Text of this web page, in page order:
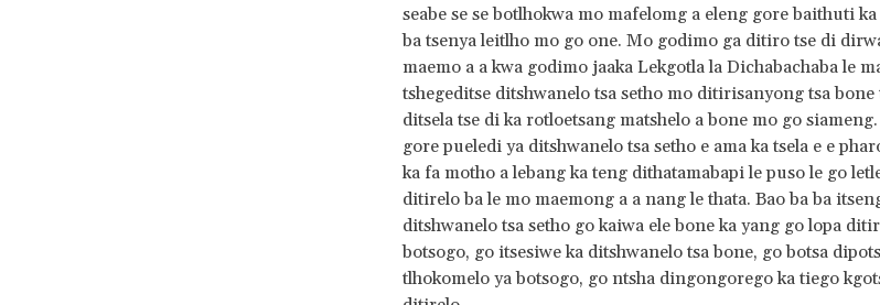
seabe se se botlhokwa mo mafelomg a eleng gore baithuti
ba tsenya leitlho mo go one. Mo godimo ga ditiro tse di
maemo a a kwa godimo jaaka Lekgotla la Dichabachaba le
tshegeditse ditshwanelo tsa setho mo ditirisanyong tsa bone
ditsela tse di ka rotloetsang matshelo a bone mo go
gore pueledi ya ditshwanelo tsa setho e ama ka tsela e e
ka fa motho a lebang ka teng dithatamabapi le puso le go
ditirelo ba le mo maemong a a nang le thata. Bao ba ba
ditshwanelo tsa setho go kaiwa ele bone ka yang go lopa
botsogo, go itsesiwe ka ditshwanelo tsa bone, go botsa
tlhokomelo ya botsogo, go ntsha dingongorego ka tiego